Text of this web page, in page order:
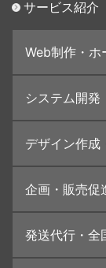
サービス紹介
Web制作・ホ
ランディングペー
インターネット広
UI・UXデザイン設
システム開発
デザイン作成
カタログデザイン
学校・会社案内パ
高精細印刷（スブ
企画・販売促
ブランディング戦
発送代行・全